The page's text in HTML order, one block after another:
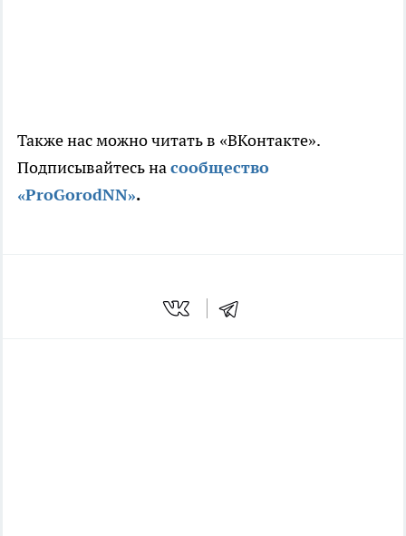
Также нас можно читать в «ВКонтакте».
Подписывайтесь насообщество
«ProGorodNN».